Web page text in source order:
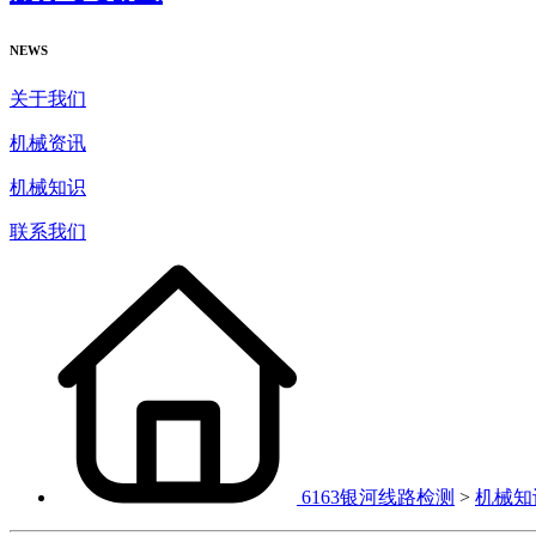
NEWS
关于我们
机械资讯
机械知识
联系我们
6163银河线路检测 > 机械知